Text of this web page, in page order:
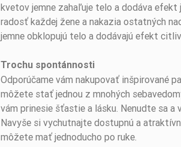
kvetov jemne zahaľuje telo a dodáva
radosť každej žene a nakazia ostatných
jemne obklopujú telo a dodávajú efekt
Trochu spontánnosti
Odporúčame vám nakupovať inšpirované
môžete stať jednou z mnohých
vám prinesie šťastie a lásku. Nenudte sa
Navyše si vychutnajte dostupnú a
môžete mať jednoducho po ruke.